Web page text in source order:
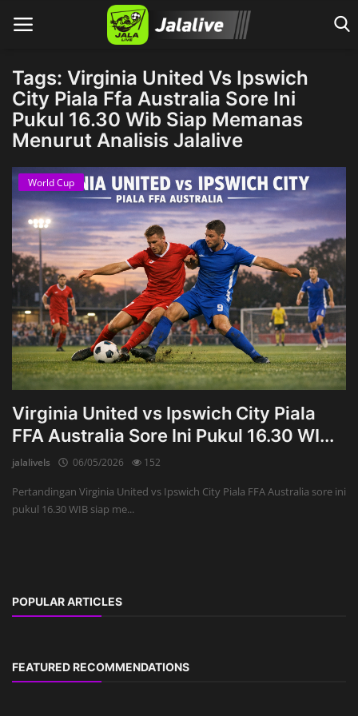
Home
Tags: Virginia United Vs Ipswich
City Piala Ffa Australia Sore Ini
Pukul 16.30 Wib Siap Memanas
Menurut Analisis Jalalive
World Cup
Virginia United vs Ipswich City Piala
FFA Australia Sore Ini Pukul 16.30 WI...
jalalivels 06/05/2026 152
Pertandingan Virginia United vs Ipswich City Piala FFA Australia sore ini
pukul 16.30 WIB siap me...
POPULAR ARTICLES
FEATURED RECOMMENDATIONS